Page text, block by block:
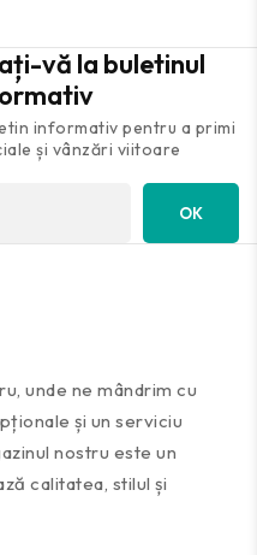
vă la buletinul
informativ pentru a primi
și vânzări viitoare
unde ne mândrim cu
și un serviciu
nostru este un
calitatea, stilul și